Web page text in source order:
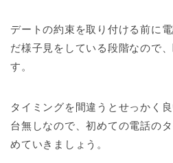
デートの約束を取り付ける前に
だ様子見をしている段階なので
す。
タイミングを間違うとせっかく
台無しなので、初めての電話の
めていきましょう。